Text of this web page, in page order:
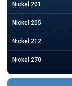
Nickel 201
Nickel 205
Nickel 212
Nickel 270